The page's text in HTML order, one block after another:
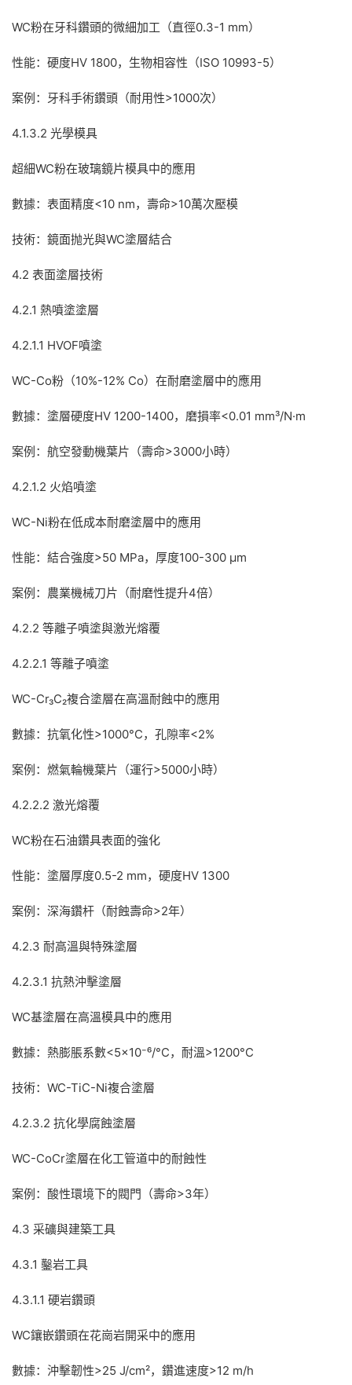
WC粉在牙科鑽頭的微細加工（直徑0.3-1 mm）
性能：硬度HV 1800，生物相容性（ISO 10993-5）
案例：牙科手術鑽頭（耐用性>1000次）
4.1.3.2 光學模具
超細WC粉在玻璃鏡片模具中的應用
數據：表面精度<10 nm，壽命>10萬次壓模
技術：鏡面抛光與WC塗層結合
4.2 表面塗層技術
4.2.1 熱噴塗塗層
4.2.1.1 HVOF噴塗
WC-Co粉（10%-12% Co）在耐磨塗層中的應用
數據：塗層硬度HV 1200-1400，磨損率<0.01 mm³/N·m
案例：航空發動機葉片（壽命>3000小時）
4.2.1.2 火焰噴塗
WC-Ni粉在低成本耐磨塗層中的應用
性能：結合強度>50 MPa，厚度100-300 μm
案例：農業機械刀片（耐磨性提升4倍）
4.2.2 等離子噴塗與激光熔覆
4.2.2.1 等離子噴塗
WC-Cr₃C₂複合塗層在高溫耐蝕中的應用
數據：抗氧化性>1000°C，孔隙率<2%
案例：燃氣輪機葉片（運行>5000小時）
4.2.2.2 激光熔覆
WC粉在石油鑽具表面的強化
性能：塗層厚度0.5-2 mm，硬度HV 1300
案例：深海鑽杆（耐蝕壽命>2年）
4.2.3 耐高溫與特殊塗層
4.2.3.1 抗熱沖擊塗層
WC基塗層在高溫模具中的應用
數據：熱膨脹系數<5×10⁻⁶/°C，耐溫>1200°C
技術：WC-TiC-Ni複合塗層
4.2.3.2 抗化學腐蝕塗層
WC-CoCr塗層在化工管道中的耐蝕性
案例：酸性環境下的閥門（壽命>3年）
4.3 采礦與建築工具
4.3.1 鑿岩工具
4.3.1.1 硬岩鑽頭
WC鑲嵌鑽頭在花崗岩開采中的應用
數據：沖擊韌性>25 J/cm²，鑽進速度>12 m/h